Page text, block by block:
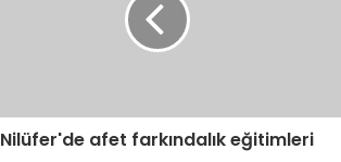
Nilüfer'de afet farkındalık eğitimleri